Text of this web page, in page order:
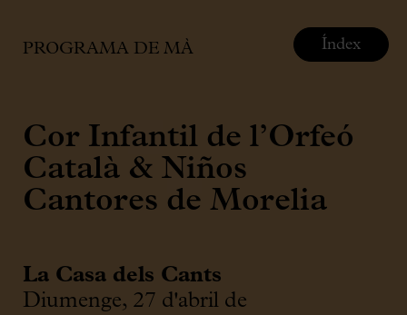
PROGRAMA DE MÀ
Cor Infantil de l’Orfeó
Català & Niños
Cantores de Morelia
La Casa dels Cants
Diumenge, 27 d'abril de
Índex